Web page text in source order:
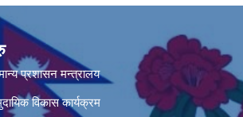
प्रशासन मन्त्रालय
विकास कार्यक्रम